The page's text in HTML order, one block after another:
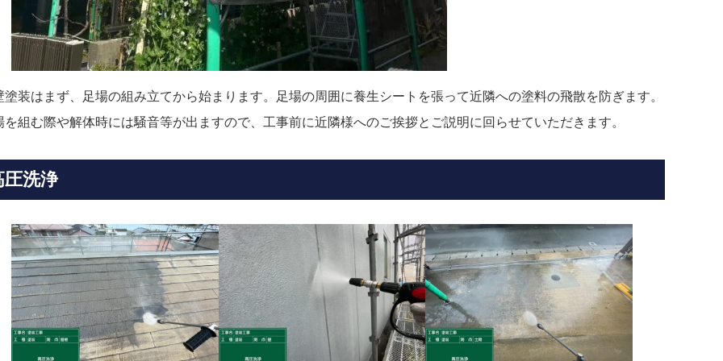
塗装はまず、足場の組み立てから始まります。足場の周囲に養生シートを張って近隣への塗料の飛散を防ぎます。
を組む際や解体時には騒音等が出ますので、工事前に近隣様へのご挨拶とご説明に回らせていただきます。
圧洗浄